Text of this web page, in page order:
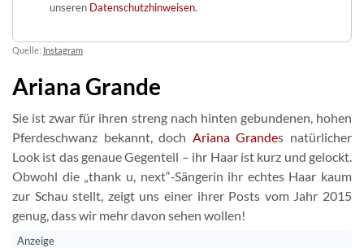
unseren Datenschutzhinweisen.
Quelle: Instagram
Ariana Grande
Sie ist zwar für ihren streng nach hinten gebundenen, hohen
Pferdeschwanz bekannt, doch Ariana Grandes natürlicher
Look ist das genaue Gegenteil – ihr Haar ist kurz und gelockt.
Obwohl die „thank u, next“-Sängerin ihr echtes Haar kaum
zur Schau stellt, zeigt uns einer ihrer Posts vom Jahr 2015
genug, dass wir mehr davon sehen wollen!